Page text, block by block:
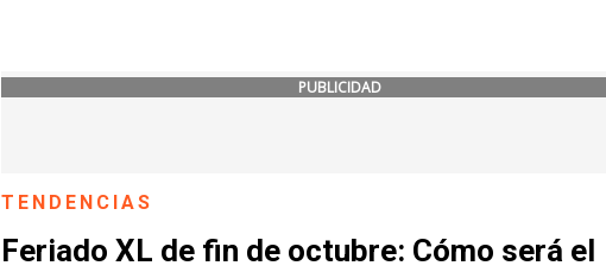
PUBLICIDAD
TENDENCIAS
Feriado XL de fin de octubre: Cómo será el